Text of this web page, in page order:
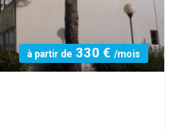
à partir de490 € /mois